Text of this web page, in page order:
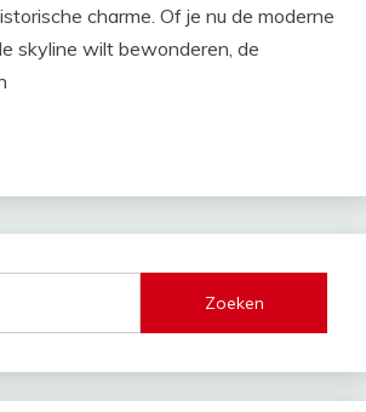
charme. Of je nu de moderne
skyline wilt bewonderen, de
Zoeken